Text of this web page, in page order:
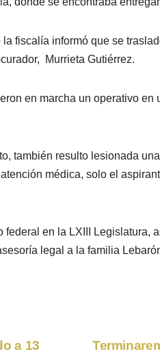
fiscalía informó que se
Murrieta Gutiérrez.
en marcha un operativo
también resulto lesionada
médica, solo el
en la LXIII Legislatura,
legal a la familia
a 13